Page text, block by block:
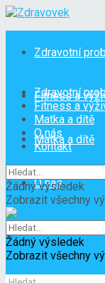
Zdravotní
Fitness a
Matka a dítě
O nás
Kontakt
Zdravotní
Fitness a
Matka a dítě
O nás
Kontakt
Žádný výsledek
Zobrazit všechny
Žádný výsledek
Zobrazit všechny